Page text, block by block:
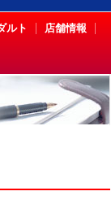
ルト 店舗情報